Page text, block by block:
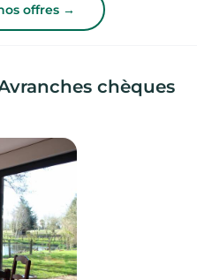
offres →
chèques